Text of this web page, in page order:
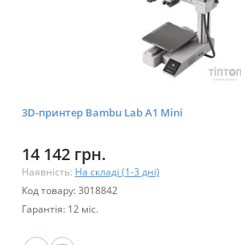
3D-принтер Bambu Lab A1 Mini
14 142 грн.
Наявність: На складі (1-3 дні)
Код товару: 3018842
Гарантія: 12 міс.